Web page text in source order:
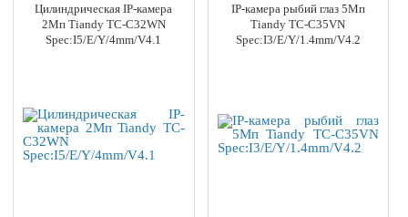
Цилиндрическая IP-камера
2Мп Tiandy TC-C32WN
Spec:I5/E/Y/4mm/V4.1
IP-камера рыбий глаз 5Мп
Tiandy TC-C35VN
Spec:I3/E/Y/1.4mm/V4.2